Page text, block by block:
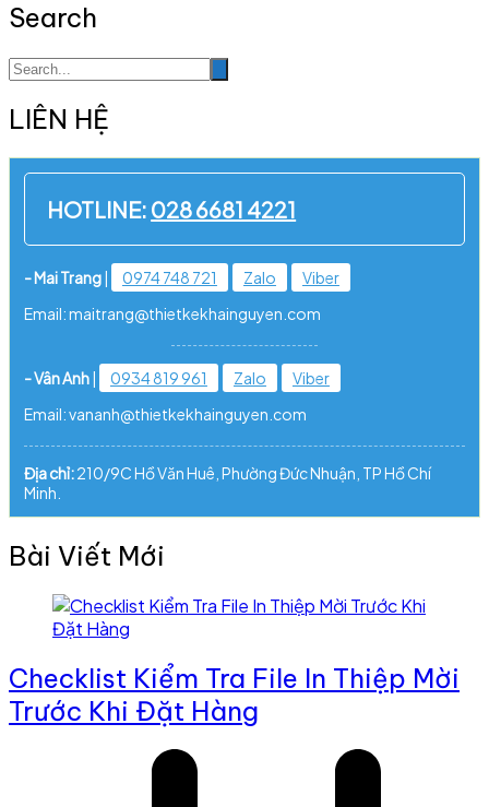
Search
LIÊN HỆ
HOTLINE: 028 6681 4221
- Mai Trang| 0974 748 721 Zalo
Viber
Email: maitrang@thietkekhainguyen.com
- Vân Anh| 0934 819 961 Zalo
Viber
Email: vananh@thietkekhainguyen.com
Địa chỉ:210/9C Hồ Văn Huê, Phường Đức Nhuận, TP Hồ Chí
Minh.
Bài Viết Mới
Checklist Kiểm Tra File In Thiệp Mời
Trước Khi Đặt Hàng